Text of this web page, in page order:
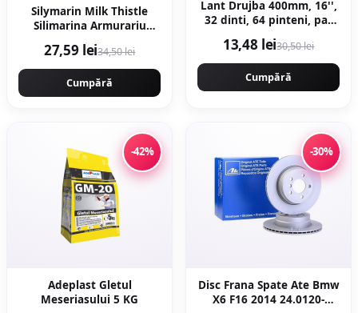
Silymarin Milk Thistle
Silimarina Armurariu
27,59 lei34,50 lei
Cumpără
Lant Drujba 400mm, 16'',
32 dinti, 64 pinteni, pas
Campion PROFESSIONAL
CMP1477
13,48 lei30,50 lei
Cumpără
-42%
Adeplast Gletul
Meseriasului 5 KG
-30%
Disc Frana Spate Ate Bmw
X6 F16 2014 24.0120-